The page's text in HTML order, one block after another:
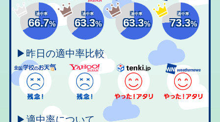
適中率
66.7%
適中率
63.3%
適中率
63.3%
適中率
73.3%
▶昨日の適中率比較
▶適中率について